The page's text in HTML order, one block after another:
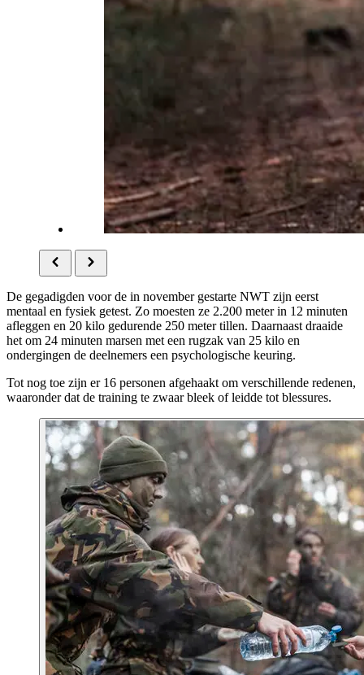
De gegadigden voor de in november gestarte NWT zijn eerst
mentaal en fysiek getest. Zo moesten ze 2.200 meter in 12 minuten
afleggen en 20 kilo gedurende 250 meter tillen. Daarnaast draaide
het om 24 minuten marsen met een rugzak van 25 kilo en
ondergingen de deelnemers een psychologische keuring.
Tot nog toe zijn er 16 personen afgehaakt om verschillende redenen,
waaronder dat de training te zwaar bleek of leidde tot blessures.